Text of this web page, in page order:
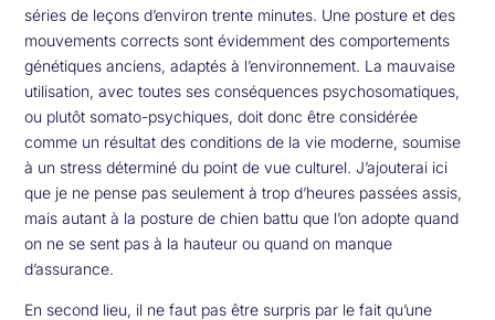
séries de leçons d’environ trente minutes. Une posture et des
mouvements corrects sont évidemment des comportements
génétiques anciens, adaptés à l’environnement. La mauvaise
utilisation, avec toutes ses conséquences psychosomatiques,
ou plutôt somato-psychiques, doit donc être considérée
comme un résultat des conditions de la vie moderne, soumise
à un stress déterminé du point de vue culturel. J’ajouterai ici
que je ne pense pas seulement à trop d’heures passées assis,
mais autant à la posture de chien battu que l’on adopte quand
on ne se sent pas à la hauteur ou quand on manque
d’assurance.
En second lieu, il ne faut pas être surpris par le fait qu’une